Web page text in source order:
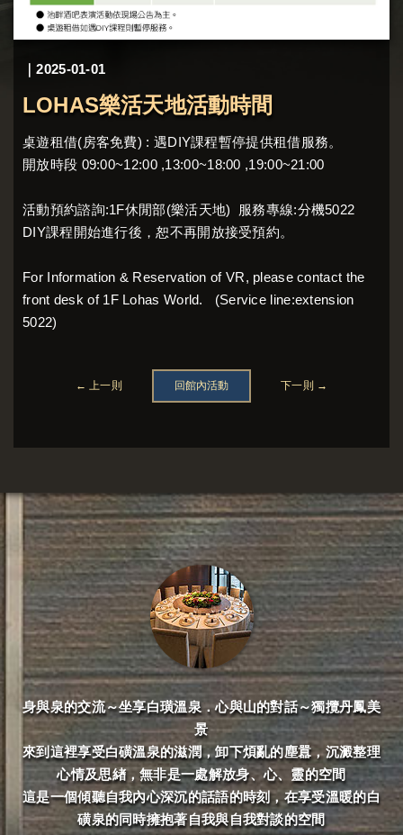
｜2025-01-01
LOHAS樂活天地活動時間
桌遊租借(房客免費) : 遇DIY課程暫停提供租借服務。
開放時段 09:00~12:00 ,13:00~18:00 ,19:00~21:00
活動預約諮詢:1F休閒部(樂活天地) 服務專線:分機5022
DIY課程開始進行後，恕不再開放接受預約。
For Information & Reservation of VR, please contact the
front desk of 1F Lohas World. (Service line:extension
5022)
← 上一則 回館內活動 下一則 →
身與泉的交流～坐享白璜溫泉．心與山的對話～獨攬丹鳳美
景
來到這裡享受白磺溫泉的滋潤，卸下煩亂的塵囂，沉澱整理
心情及思緖，無非是一處解放身、心、靈的空間
這是一個傾聽自我內心深沉的話語的時刻，在享受溫暖的白
磺泉的同時擁抱著自我與自我對談的空間